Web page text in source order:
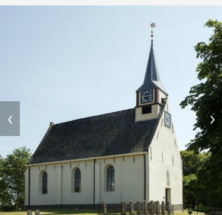
Vaktaal
‹ ›